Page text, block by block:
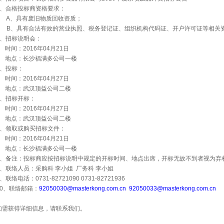
合格投标商资格要求：
、具有废旧物质回收资质；
、具有合法有效的营业执照、税务登记证、组织机构代码证、开户许可证等相关
招标说明会：
时间：2016年04月21日
地点：长沙福满多公司一楼
投标：
时间：2016年04月27日
地点：武汉顶益公司二楼
招标开标：
时间：2016年04月27日
地点：武汉顶益公司二楼
领取或购买招标文件：
时间：2016年04月21日
地点：长沙福满多公司一楼
备注：投标商应按招标说明中规定的开标时间、地点出席，开标无故不到者视为弃
联络人员：采购科 李小姐
厂务科 李小姐
联络电话：0731-82721090 0731-82721936
、联络邮箱： 92050030@masterkong.com.cn 92050033@masterkong.com.cn
需获得详细信息，请联系我们。